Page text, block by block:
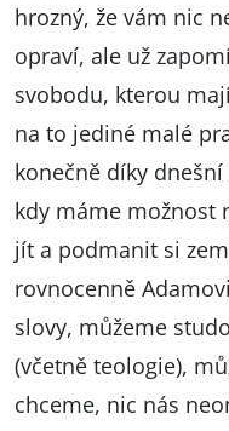
hrozný, že vám nic
opraví, ale už
svobodu, kterou
na to jediné malé
konečně díky
kdy máme možnost
jít a podmanit si
rovnocenně
slovy, můžeme
(včetně teologie),
chceme, nic nás